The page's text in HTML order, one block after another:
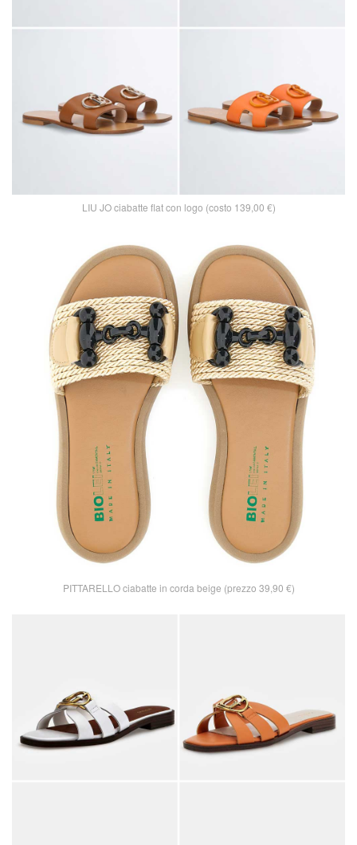
LIU JO ciabatte flat con logo (costo 139,00 €)
PITTARELLO ciabatte in corda beige (prezzo 39,90 €)